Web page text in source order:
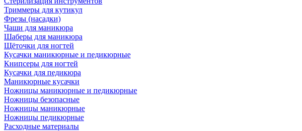
Триммеры для кутикул
Фрезы (насадки)
Чаши для маникюра
Шаберы для маникюра
Щёточки для ногтей
Кусачки маникюрные и педикюрные
Книпсеры для ногтей
Кусачки для педикюра
Маникюрные кусачки
Ножницы маникюрные и педикюрные
Ножницы безопасные
Ножницы маникюрные
Ножницы педикюрные
Расходные материалы